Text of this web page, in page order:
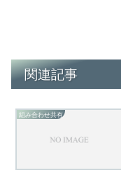
関連記事
組み合わせ共有